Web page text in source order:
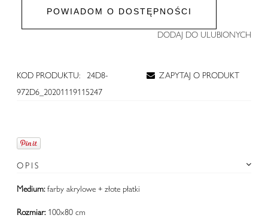
POWIADOM O DOSTĘPNOŚCI
DODAJ DO ULUBIONYCH
KOD PRODUKTU:
24D8-
972D6_20201119115247
ZAPYTAJ O PRODUKT
OPIS
Medium:farby akrylowe + złote płatki
Rozmiar:100x80 cm